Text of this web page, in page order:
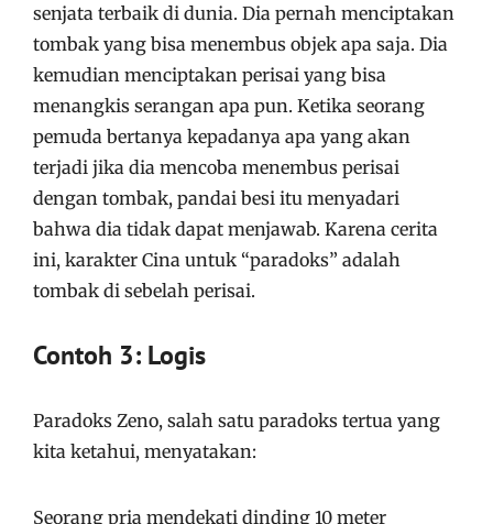
senjata terbaik di dunia. Dia pernah menciptakan
tombak yang bisa menembus objek apa saja. Dia
kemudian menciptakan perisai yang bisa
menangkis serangan apa pun. Ketika seorang
pemuda bertanya kepadanya apa yang akan
terjadi jika dia mencoba menembus perisai
dengan tombak, pandai besi itu menyadari
bahwa dia tidak dapat menjawab. Karena cerita
ini, karakter Cina untuk “paradoks” adalah
tombak di sebelah perisai.
Contoh 3: Logis
Paradoks Zeno, salah satu paradoks tertua yang
kita ketahui, menyatakan:
Seorang pria mendekati dinding 10 meter